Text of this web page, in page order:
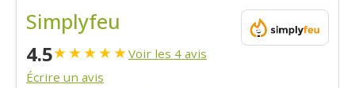
Simplyfeu
4.5★★★★★Voir les 4 avis
Écrire un avis